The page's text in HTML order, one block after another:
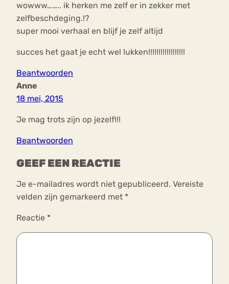
wowww…….. ik herken me zelf er in zekker met
zelfbeschdeging.!?
super mooi verhaal en blijf je zelf altijd
succes het gaat je echt wel lukken!!!!!!!!!!!!!!!!!!
Beantwoorden
Anne
18 mei, 2015
Je mag trots zijn op jezelf!!!
Beantwoorden
GEEF EEN REACTIE
Je e-mailadres wordt niet gepubliceerd. Vereiste
velden zijn gemarkeerd met *
Reactie *